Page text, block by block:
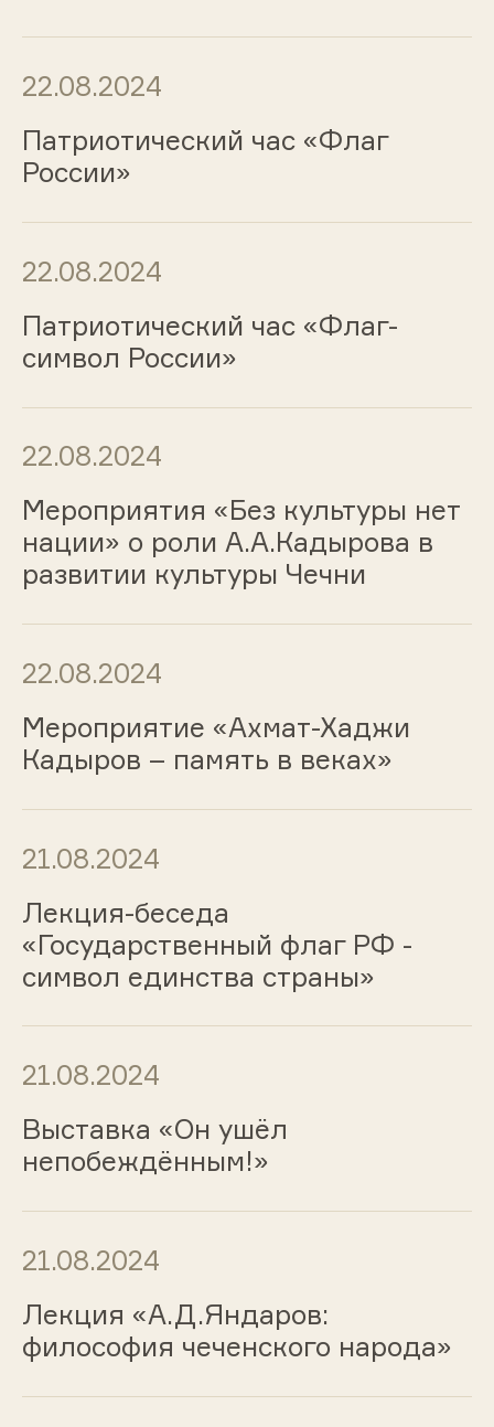
22.08.2024
Патриотический час «Флаг
России»
22.08.2024
Патриотический час «Флаг-
символ России»
22.08.2024
Мероприятия «Без культуры нет
нации» о роли А.А.Кадырова в
развитии культуры Чечни
22.08.2024
Мероприятие «Ахмат-Хаджи
Кадыров – память в веках»
21.08.2024
Лекция-беседа
«Государственный флаг РФ -
символ единства страны»
21.08.2024
Выставка «Он ушёл
непобеждённым!»
21.08.2024
Лекция «А.Д.Яндаров:
философия чеченского народа»